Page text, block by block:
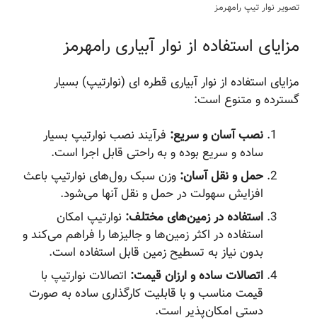
تصویر نوار تیپ رامهرمز
مزایای استفاده از نوار آبیاری رامهرمز
مزایای استفاده از نوار آبیاری قطره ای (نوارتیپ) بسیار
گسترده و متنوع است:
نصب آسان و سریع:فرآیند نصب نوارتیپ بسیار
ساده و سریع بوده و به راحتی قابل اجرا است.
حمل و نقل آسان:وزن سبک رول‌های نوارتیپ باعث
افزایش سهولت در حمل و نقل آنها می‌شود.
استفاده در زمین‌های مختلف:نوارتیپ امکان
استفاده در اکثر زمین‌ها و جالیزها را فراهم می‌کند و
بدون نیاز به تسطیح زمین قابل استفاده است.
اتصالات ساده و ارزان قیمت:اتصالات نوارتیپ با
قیمت مناسب و با قابلیت کارگذاری ساده به صورت
دستی امکان‌پذیر است.